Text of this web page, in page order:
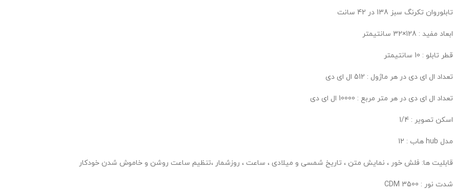
تابلوروان تکرنگ سبز 138 در 42 سانت
ابعاد مفید : 128×32 سانتیمتر
قطر تابلو : 10 سانتیمتر
تعداد ال ای دی در هر ماژول : 512 ال ای دی
تعداد ال ای دی در هر متر مربع : 10000 ال ای دی
اسکن تصویر : 1/4
مدل hub هاب : 12
قابلیت ها: فلش خور ، نمایش متن ، تاریخ شمسی و میلادی ، ساعت ، روزشمار ،تنظیم ساعت روشن و خاموش شدن خودکار
شدت نور : 3500 CDM